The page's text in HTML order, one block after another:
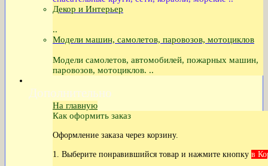
Декор и Интерьер
..
Модели машин, самолетов, паровозов, мотоциклов
Модели самолетов, автомобилей, пожарных машин,
паровозов, мотоциклов. ..
Дополнительно
На главную
Как оформить заказ
Оформление заказа через корзину.
1. Выберите понравившийся товар и нажмите кнопку в